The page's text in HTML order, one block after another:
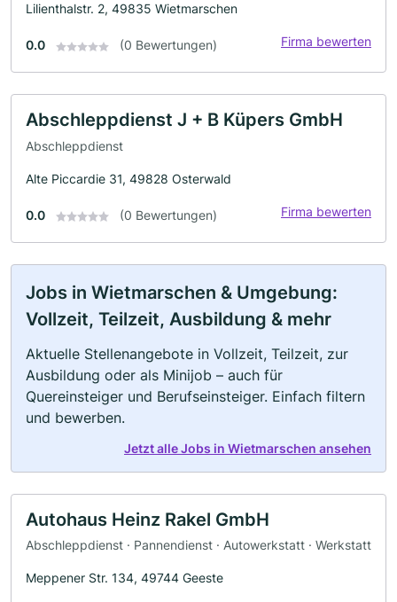
Lilienthalstr. 2, 49835 Wietmarschen
0.0 (0 Bewertungen) Firma bewerten
Abschleppdienst J + B Küpers GmbH
Abschleppdienst
Alte Piccardie 31, 49828 Osterwald
0.0 (0 Bewertungen) Firma bewerten
Jobs in Wietmarschen & Umgebung:
Vollzeit, Teilzeit, Ausbildung & mehr
Aktuelle Stellenangebote in Vollzeit, Teilzeit, zur
Ausbildung oder als Minijob – auch für
Quereinsteiger und Berufseinsteiger. Einfach filtern
und bewerben.
Jetzt alle Jobs in Wietmarschen ansehen
Autohaus Heinz Rakel GmbH
Abschleppdienst · Pannendienst · Autowerkstatt · Werkstatt
Meppener Str. 134, 49744 Geeste